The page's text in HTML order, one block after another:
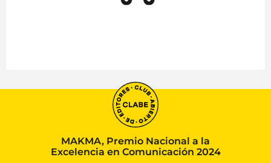
MAKMA, Premio Nacional a la
Excelencia en Comunicación 2024